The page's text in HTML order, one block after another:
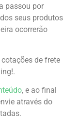
passou por
seus produtos
ocorrerão
de frete
, e ao final
através do